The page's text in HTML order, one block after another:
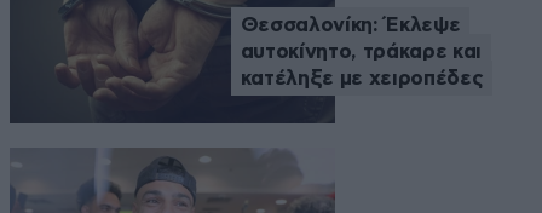
Θεσσαλονίκη: Έκλεψε
αυτοκίνητο, τράκαρε και
κατέληξε με χειροπέδες